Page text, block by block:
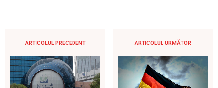
ARTICOLUL PRECEDENT ARTICOLUL URMĂTOR